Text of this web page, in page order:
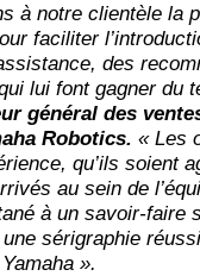
à notre clientèle la
faciliter
des
lui font gagner du
général des
Robotics. « Les
qu’ils soient
au sein de
à un savoir-faire
sérigraphie
».